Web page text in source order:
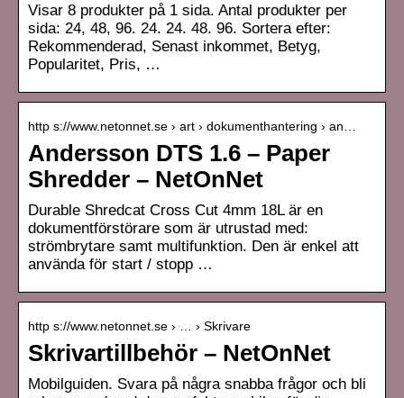
Visar 8 produkter på 1 sida. Antal produkter per
sida: 24, 48, 96. 24. 24. 48. 96. Sortera efter:
Rekommenderad, Senast inkommet, Betyg,
Popularitet, Pris, …
http s://www.netonnet.se › art › dokumenthantering › an…
Andersson DTS 1.6 – Paper
Shredder – NetOnNet
Durable Shredcat Cross Cut 4mm 18L är en
dokumentförstörare som är utrustad med:
strömbrytare samt multifunktion. Den är enkel att
använda för start / stopp …
http s://www.netonnet.se › … › Skrivare
Skrivartillbehör – NetOnNet
Mobilguiden. Svara på några snabba frågor och bli